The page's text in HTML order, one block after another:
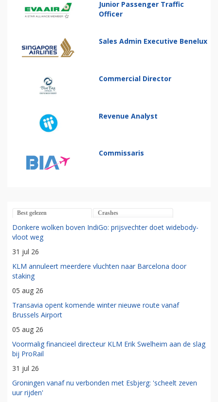
Junior Passenger Traffic
Officer
Sales Admin Executive Benelux
Commercial Director
Revenue Analyst
Commissaris
Best gelezen Crashes
Donkere wolken boven IndiGo: prijsvechter doet widebody-
vloot weg
31 jul 26
KLM annuleert meerdere vluchten naar Barcelona door
staking
05 aug 26
Transavia opent komende winter nieuwe route vanaf
Brussels Airport
05 aug 26
Voormalig financieel directeur KLM Erik Swelheim aan de slag
bij ProRail
31 jul 26
Groningen vanaf nu verbonden met Esbjerg: 'scheelt zeven
uur rijden'